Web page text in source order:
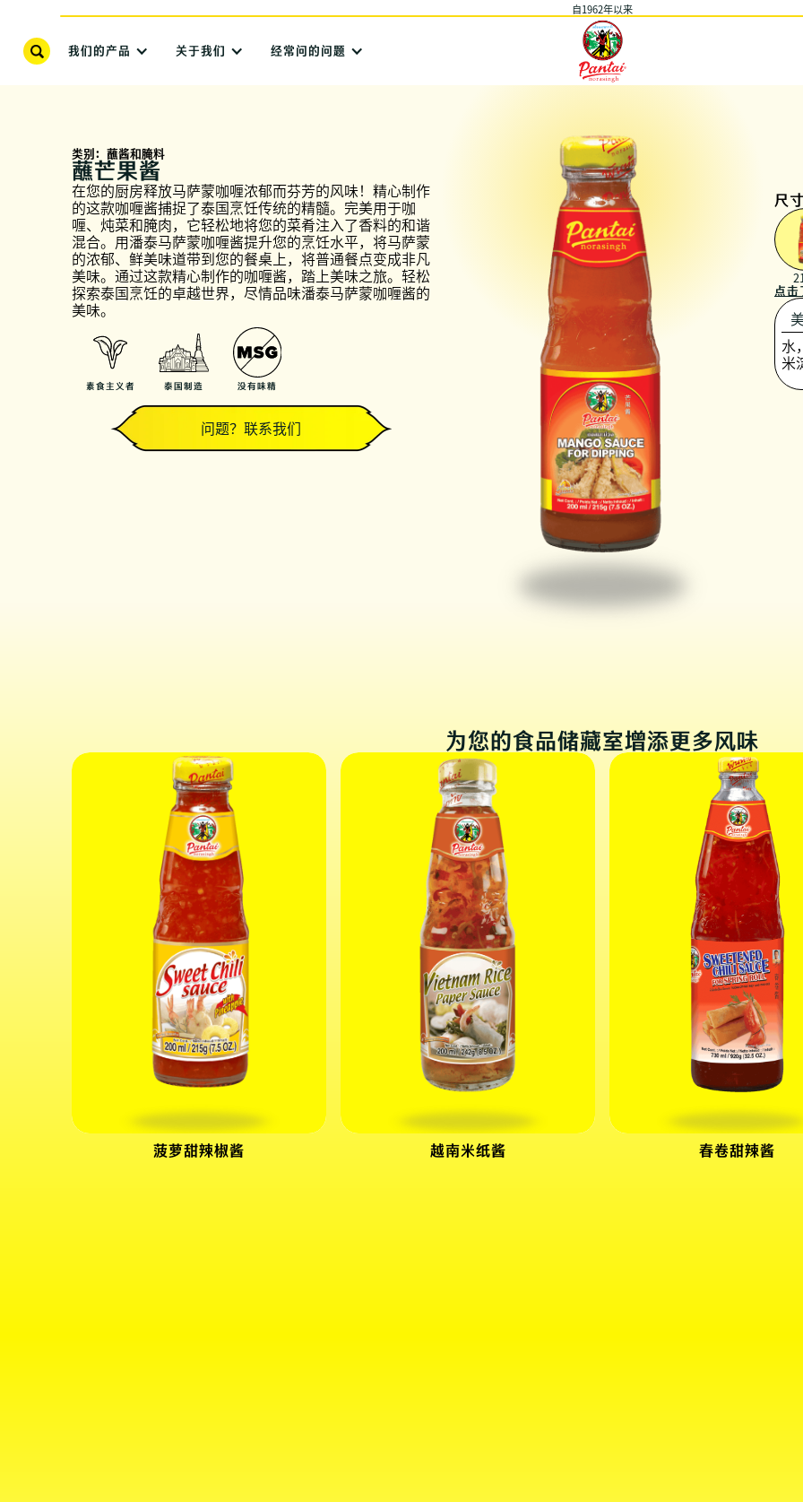
自1962年以来
我们的产品 关于我们 经常问的问题
类别： 蘸酱和腌料
蘸芒果酱
在您的厨房释放马萨蒙咖喱浓郁而芬芳的风味！精心制作
的这款咖喱酱捕捉了泰国烹饪传统的精髓。完美用于咖
喱、炖菜和腌肉，它轻松地将您的菜肴注入了香料的和谐
混合。用潘泰马萨蒙咖喱酱提升您的烹饪水平，将马萨蒙
的浓郁、鲜美味道带到您的餐桌上，将普通餐点变成非凡
美味。通过这款精心制作的咖喱酱，踏上美味之旅。轻松
探索泰国烹饪的卓越世界，尽情品味潘泰马萨蒙咖喱酱的
美味。
素食主义者 泰国制造 没有味精
问题？联系我们
尺
点
水
米
为您的食品储藏室增添更多风味
菠萝甜辣椒酱 越南米纸酱 春卷甜辣酱